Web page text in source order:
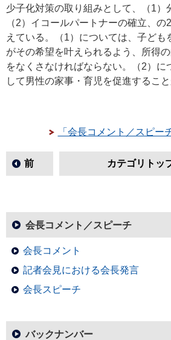
少子化対策の取り組みとして、（1）
（2）イコールパートナーの確立、
えている。（1）については、子ども
がその希望を叶えられるよう、所得
をなくさなければならない。（2）に
して男性の家事・育児を促進すること
「会長コメント／スピー
前 カテゴリトッ
会長コメント／スピーチ
会長コメント
記者会見における会長発言
会長スピーチ
バックナンバー